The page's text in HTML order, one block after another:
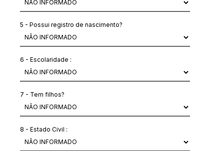
5 - Possui registro de nascimento?
6 - Escolaridade :
7 - Tem filhos?
8 - Estado Civil :